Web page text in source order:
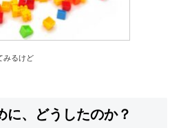
みるけど
に、どうしたのか？